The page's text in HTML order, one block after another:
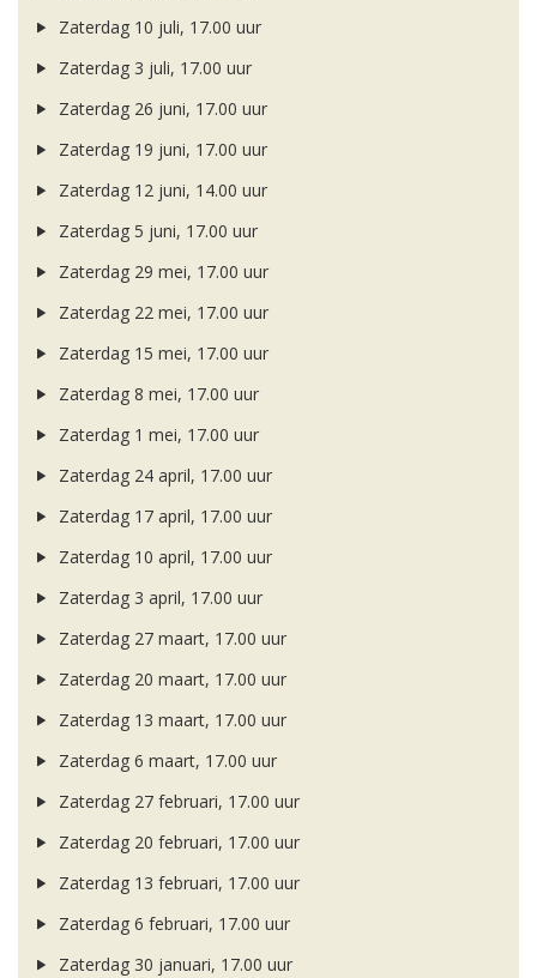
Zaterdag 10 juli, 17.00 uur
Zaterdag 3 juli, 17.00 uur
Zaterdag 26 juni, 17.00 uur
Zaterdag 19 juni, 17.00 uur
Zaterdag 12 juni, 14.00 uur
Zaterdag 5 juni, 17.00 uur
Zaterdag 29 mei, 17.00 uur
Zaterdag 22 mei, 17.00 uur
Zaterdag 15 mei, 17.00 uur
Zaterdag 8 mei, 17.00 uur
Zaterdag 1 mei, 17.00 uur
Zaterdag 24 april, 17.00 uur
Zaterdag 17 april, 17.00 uur
Zaterdag 10 april, 17.00 uur
Zaterdag 3 april, 17.00 uur
Zaterdag 27 maart, 17.00 uur
Zaterdag 20 maart, 17.00 uur
Zaterdag 13 maart, 17.00 uur
Zaterdag 6 maart, 17.00 uur
Zaterdag 27 februari, 17.00 uur
Zaterdag 20 februari, 17.00 uur
Zaterdag 13 februari, 17.00 uur
Zaterdag 6 februari, 17.00 uur
Zaterdag 30 januari, 17.00 uur